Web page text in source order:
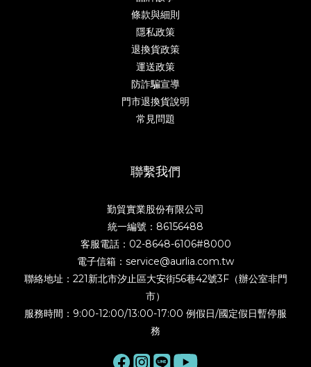
條款與細則
隱私政策
退換貨政策
運送政策
防詐騙宣導
門市退換貨說明
常見問題
聯繫我們
勤貿實業股份有限公司
統一編號：86156488
客服電話：02-8648-6106#8000
電子信箱：service@aurlia.com.tw
聯絡地址：221新北市汐止區大安街56巷42號3F（辦公室非門
市）
服務時間：9:00-12:00/13:00-17:00 例假日/國定假日暫停服
務